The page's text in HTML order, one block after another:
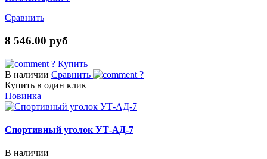
Сравнить
8 546.00 руб
? Купить
В наличии Сравнить
?
Купить в один клик
Новинка
Спортивный уголок УТ-АД-7
В наличии